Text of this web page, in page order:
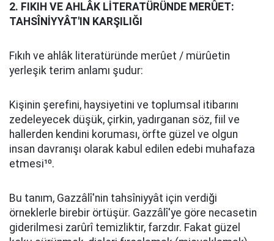
2. FIKIH VE AHLÂK LİTERATÜRÜNDE MERÛET:
TAHSÎNİYYÂT'IN KARŞILIĞI
Fıkıh ve ahlâk literatüründe merûet / mürûetin
yerleşik terim anlamı şudur:
Kişinin şerefini, haysiyetini ve toplumsal itibarını
zedeleyecek düşük, çirkin, yadırganan söz, fiil ve
hallerden kendini koruması, örfte güzel ve olgun
insan davranışı olarak kabul edilen edebi muhafaza
etmesi¹⁰.
Bu tanım, Gazzâlî'nin tahsîniyyât için verdiği
örneklerle birebir örtüşür. Gazzâlî'ye göre necasetin
giderilmesi zarûrî temizliktir, farzdır. Fakat güzel